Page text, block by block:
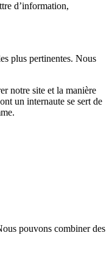
d’information,
plus pertinentes. Nous
notre site et la manière
un internaute se sert de
pouvons combiner des